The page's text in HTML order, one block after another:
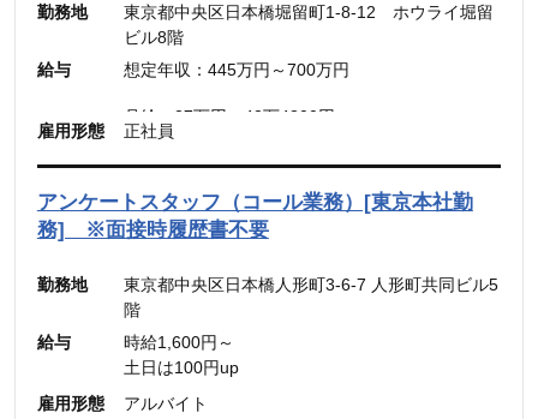
■メンバー・リーダー
想定年収：500万円～800万円
（固定残業代：45時間分【7万8,500円〜12万
5,600円】含む。）
※45時間を超える時間外労働分についての割増賃
金は別途追加支給
勤務地
東京都中央区日本橋堀留町1-8-12 ホウライ堀留
ビル8階
給与
想定年収：445万円～700万円
月給：27万円～42万4300円
（固定残業代：45時間分【7万円～10万9900
円】）
（45時間を超える時間外労働分についての割増賃
金は別途追加支給）
雇用形態 正社員
アンケートスタッフ（コール業務）[東京本社勤
務] ※面接時履歴書不要
勤務地
東京都中央区日本橋人形町3-6-7 人形町共同ビル5
階
給与
時給1,600円～
土日は100円up
雇用形態
アルバイト